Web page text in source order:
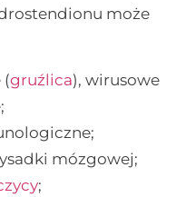
może
(gruźlica), wirusowe
mózgowej;
;